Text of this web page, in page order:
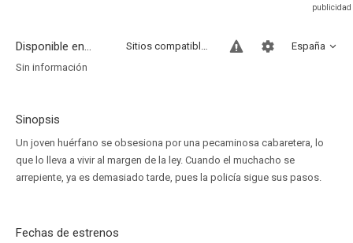
Disponible en... España
Sitios compatibles
Sin información
Sinopsis
Un joven huérfano se obsesiona por una pecaminosa cabaretera, lo
que lo lleva a vivir al margen de la ley. Cuando el muchacho se
arrepiente, ya es demasiado tarde, pues la policía sigue sus pasos.
Fechas de estrenos